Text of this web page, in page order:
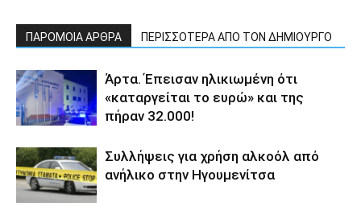
ΠΑΡΟΜΟΙΑ ΑΡΘΡΑ ΠΕΡΙΣΣΟΤΕΡΑ ΑΠΟ ΤΟΝ ΔΗΜΙΟΥΡΓΟ
Άρτα. Έπεισαν ηλικιωμένη ότι
«καταργείται το ευρώ» και της
πήραν 32.000!
Συλλήψεις για χρήση αλκοόλ από
ανήλικο στην Ηγουμενίτσα